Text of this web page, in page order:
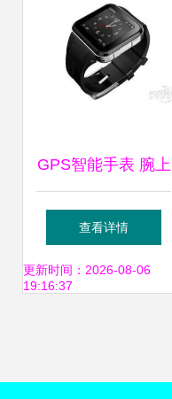
GPS智能手表 腕上
的全能导航与健康
管家
查看详情
更新时间：2026-08-06
19:16:37